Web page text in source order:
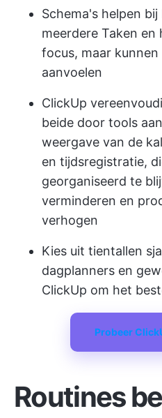
Schema's helpen
meerdere Taken en
focus, maar
aanvoelen
ClickUp
beide door tools
weergave van de
en tijdsregistratie,
georganiseerd te
verminderen en
verhogen
Kies uit tientallen
dagplanners en
ClickUp om het
Probeer
Routines